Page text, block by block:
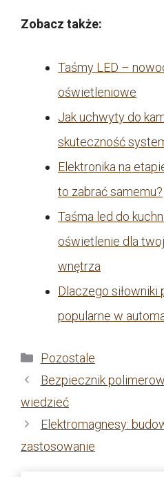
Zobacz także:
Taśmy LED –
oświetleniowe
Jak uchwyty do
skuteczność
Elektronika na
to zabrać samemu?
Taśma led do
oświetlenie dla
wnętrza
Dlaczego siłowniki
popularne w
Kategorie
Pozostale
Bezpiecznik
wiedzieć
Elektromagnesy:
zastosowanie